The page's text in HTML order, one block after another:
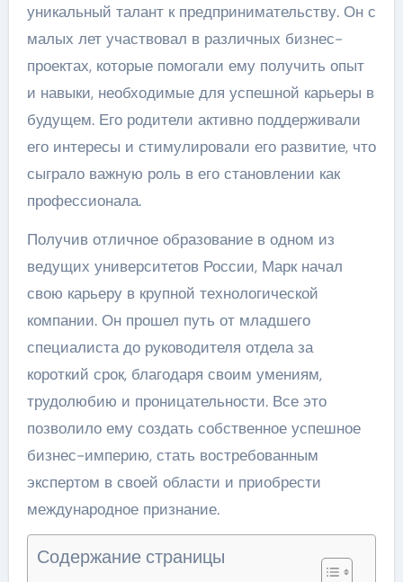
уникальный талант к предпринимательству. Он с
малых лет участвовал в различных бизнес-
проектах, которые помогали ему получить опыт
и навыки, необходимые для успешной карьеры в
будущем. Его родители активно поддерживали
его интересы и стимулировали его развитие, что
сыграло важную роль в его становлении как
профессионала.
Получив отличное образование в одном из
ведущих университетов России, Марк начал
свою карьеру в крупной технологической
компании. Он прошел путь от младшего
специалиста до руководителя отдела за
короткий срок, благодаря своим умениям,
трудолюбию и проницательности. Все это
позволило ему создать собственное успешное
бизнес-империю, стать востребованным
экспертом в своей области и приобрести
международное признание.
Содержание страницы